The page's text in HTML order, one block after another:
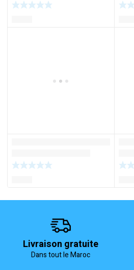
Livraison gratuite
Dans tout le Maroc